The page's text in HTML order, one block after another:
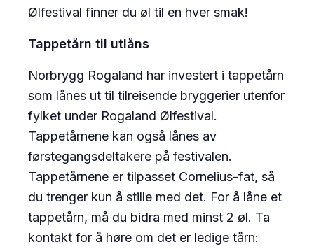
Ølfestival finner du øl til en hver smak!
Tappetårn til utlåns
Norbrygg Rogaland har investert i tappetårn
som lånes ut til tilreisende bryggerier utenfor
fylket under Rogaland Ølfestival.
Tappetårnene kan også lånes av
førstegangsdeltakere på festivalen.
Tappetårnene er tilpasset Cornelius-fat, så
du trenger kun å stille med det. For å låne et
tappetårn, må du bidra med minst 2 øl. Ta
kontakt for å høre om det er ledige tårn: